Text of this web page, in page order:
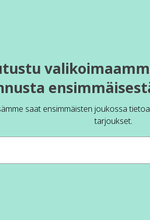
saat ensimmäisten joukossa
tarjoukset.